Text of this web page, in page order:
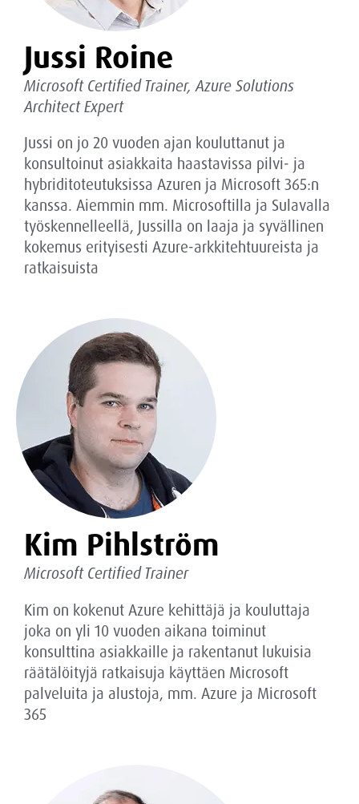
Jussi Roine
Microsoft Certified Trainer, Azure Solutions
Architect Expert
Jussi on jo 20 vuoden ajan kouluttanut ja
konsultoinut asiakkaita haastavissa pilvi- ja
hybriditoteutuksissa Azuren ja Microsoft 365:n
kanssa. Aiemmin mm. Microsoftilla ja Sulavalla
työskennelleellä, Jussilla on laaja ja syvällinen
kokemus erityisesti Azure-arkkitehtuureista ja
ratkaisuista
Kim Pihlström
Microsoft Certified Trainer
Kim on kokenut Azure kehittäjä ja kouluttaja
joka on yli 10 vuoden aikana toiminut
konsulttina asiakkaille ja rakentanut lukuisia
räätälöityjä ratkaisuja käyttäen Microsoft
palveluita ja alustoja, mm. Azure ja Microsoft
365